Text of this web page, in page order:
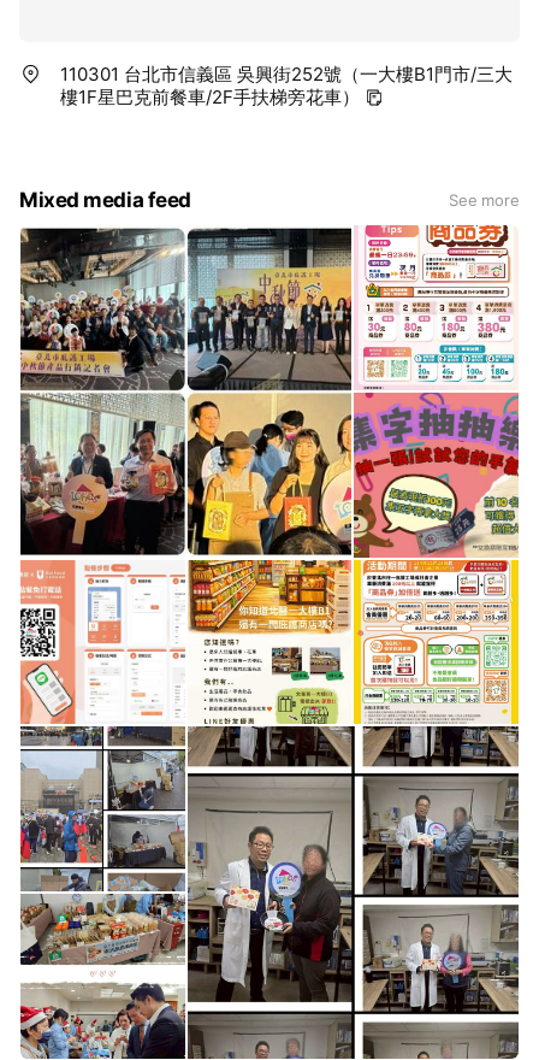
110301 台北市信義區 吳興街252號（一大樓B1門市/三大
樓1F星巴克前餐車/2F手扶梯旁花車）
Mixed media feed See more